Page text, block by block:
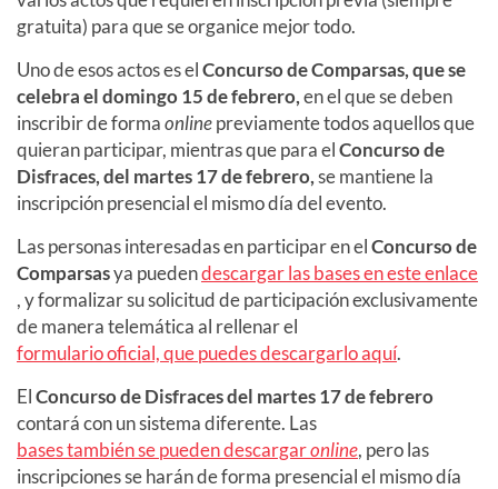
gratuita) para que se organice mejor todo.
Uno de esos actos es elConcurso de Comparsas, que se
celebra el domingo 15 de febrero,en el que se deben
inscribir de formaonlinepreviamente todos aquellos que
quieran participar, mientras que para elConcurso de
Disfraces, del martes 17 de febrero,se mantiene la
inscripción presencial el mismo día del evento.
Las personas interesadas en participar en elConcurso de
Comparsasya puedendescargar las bases en este enlace
, y formalizar su solicitud de participación exclusivamente
de manera telemática al rellenar el
formulario oficial, que puedes descargarlo aquí.
ElConcurso de Disfraces del martes 17 de febrero
contará con un sistema diferente. Las
bases también se pueden descargaronline, pero las
inscripciones se harán de forma presencial el mismo día